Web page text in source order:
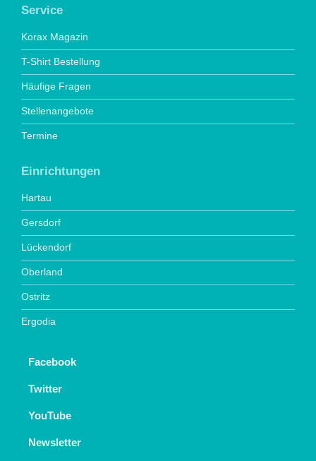
Service
Korax Magazin
T-Shirt Bestellung
Häufige Fragen
Stellenangebote
Termine
Einrichtungen
Hartau
Gersdorf
Lückendorf
Oberland
Ostritz
Ergodia
Facebook
Twitter
YouTube
Newsletter